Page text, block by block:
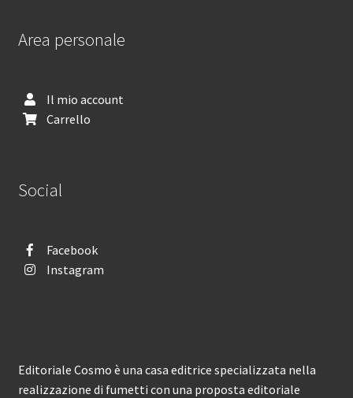
Area personale
Il mio account
Carrello
Social
Facebook
Instagram
Editoriale Cosmo è una casa editrice specializzata nella
realizzazione di fumetti con una proposta editoriale